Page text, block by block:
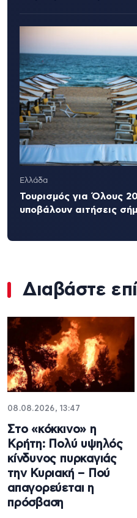
Ελλάδα
Τουρισμός για Όλους
υποβάλουν αιτήσεις
Διαβάστε
08.08.2026, 13:47
Στο «κόκκινο» η
Κρήτη: Πολύ υψηλός
κίνδυνος πυρκαγιάς
την Κυριακή – Πού
απαγορεύεται η
πρόσβαση